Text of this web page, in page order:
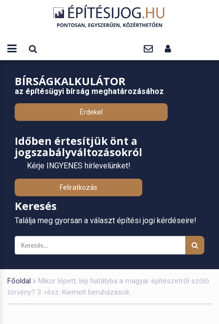
BÍRSÁGKALKULÁTOR
az építésügyi bírság meghatározásához
Érdekel
Időben értesítjük önt a
jogszabályváltozásokról
Kérje INGYENES hírlevelünket!
Feliratkozás
Keresés
Találja meg gyorsan a választ építési jogi kérdéseire!
Főoldal
Mikor lépett, lép hatályba a magyar építészetről szóló
törvény? 3. rész: Kiemelt beruházások